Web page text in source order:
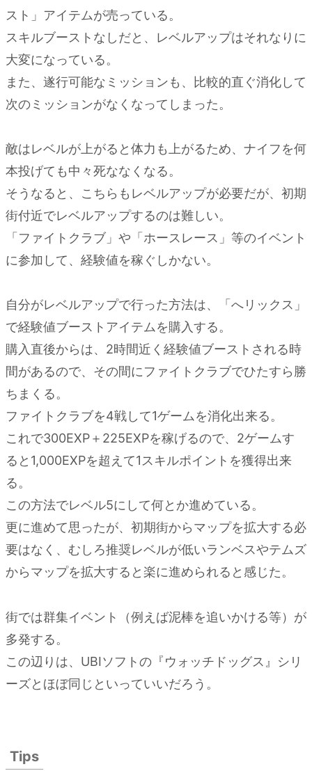
スト」アイテムが売っている。
スキルブーストなしだと、レベルアップはそれなりに
大変になっている。
また、遂行可能なミッションも、比較的直ぐ消化して
次のミッションがなくなってしまった。
敵はレベルが上がると体力も上がるため、ナイフを何
本投げても中々死ななくなる。
そうなると、こちらもレベルアップが必要だが、初期
街付近でレベルアップするのは難しい。
「ファイトクラブ」や「ホースレース」等のイベント
に参加して、経験値を稼ぐしかない。
自分がレベルアップで行った方法は、「へリックス」
で経験値ブーストアイテムを購入する。
購入直後からは、2時間近く経験値ブーストされる時
間があるので、その間にファイトクラブでひたすら勝
ちまくる。
ファイトクラブを4戦して1ゲームを消化出来る。
これで300EXP＋225EXPを稼げるので、2ゲームす
ると1,000EXPを超えて1スキルポイントを獲得出来
る。
この方法でレベル5にして何とか進めている。
更に進めて思ったが、初期街からマップを拡大する必
要はなく、むしろ推奨レベルが低いランベスやテムズ
からマップを拡大すると楽に進められると感じた。
街では群集イベント（例えば泥棒を追いかける等）が
多発する。
この辺りは、UBIソフトの『ウォッチドッグス』シリ
ーズとほぼ同じといっていいだろう。
Tips